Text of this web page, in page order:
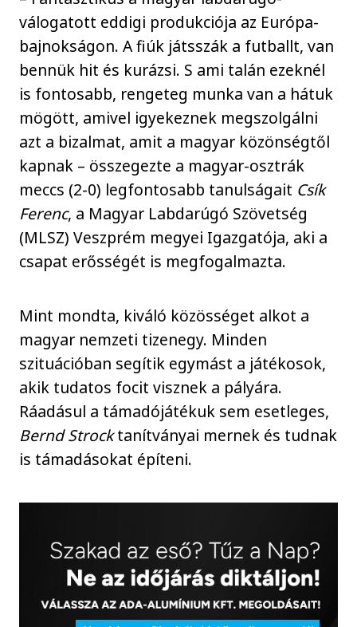
válogatott eddigi produkciója az Európa-
bajnokságon. A fiúk játsszák a futballt, van
bennük hit és kurázsi. S ami talán ezeknél
is fontosabb, rengeteg munka van a hátuk
mögött, amivel igyekeznek megszolgálni
azt a bizalmat, amit a magyar közönségtől
kapnak – összegezte a magyar-osztrák
meccs (2-0) legfontosabb tanulságait Csík
Ferenc, a Magyar Labdarúgó Szövetség
(MLSZ) Veszprém megyei Igazgatója, aki a
csapat erősségét is megfogalmazta.
Mint mondta, kiváló közösséget alkot a
magyar nemzeti tizenegy. Minden
szituációban segítik egymást a játékosok,
akik tudatos focit visznek a pályára.
Ráadásul a támadójátékuk sem esetleges,
Bernd Strocktanítványai mernek és tudnak
is támadásokat építeni.